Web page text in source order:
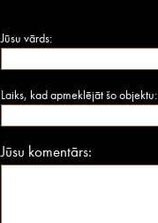
Jūsu vārds:
Laiks, kad apmeklējāt šo objektu:
Jūsu komentārs: